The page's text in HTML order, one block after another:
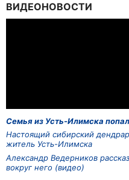
ВИДЕОНОВОСТИ
Семья из Усть-Илимска
Настоящий сибирский
житель Усть-Илимска
Александр Ведерников
вокруг него (видео)